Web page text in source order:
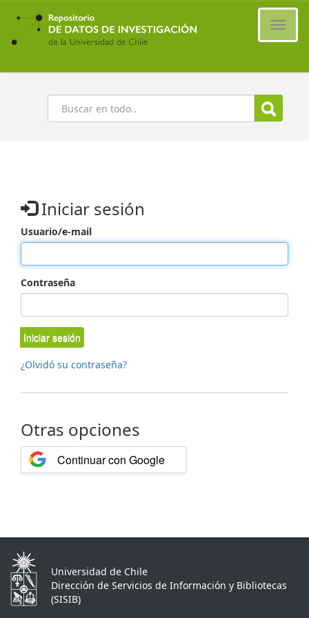
Ir
contenido
principal
Buscar
Iniciar sesión
Usuario/e-mail
Contraseña
Iniciar sesión
¿Olvidó su contraseña?
Otras opciones
Continuar con Google
Universidad de Chile
Dirección de Servicios de Información y Bibliotecas
(SISIB)